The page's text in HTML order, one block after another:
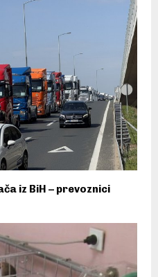
iz BiH – prevoznici